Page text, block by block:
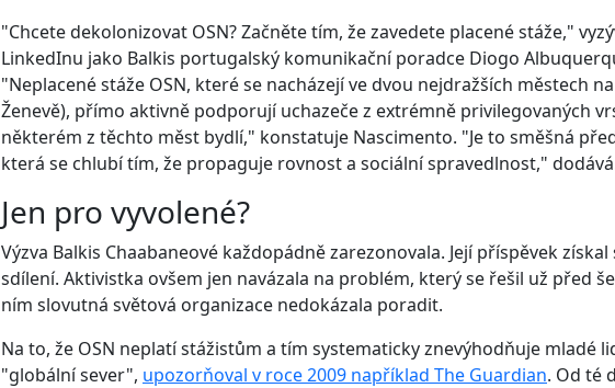
"Chcete dekolonizovat OSN? Začněte tím, že zavedete placené stáže,"
LinkedInu jako Balkis portugalský komunikační poradce Diogo
"Neplacené stáže OSN, které se nacházejí ve dvou nejdražších městech
Ženevě), přímo aktivně podporují uchazeče z extrémně privilegovaných
některém z těchto měst bydlí," konstatuje Nascimento. "Je to směšná
která se chlubí tím, že propaguje rovnost a sociální spravedlnost,"
Jen pro vyvolené?
Výzva Balkis Chaabaneové každopádně zarezonovala. Její příspěvek
sdílení. Aktivistka ovšem jen navázala na problém, který se řešil už před
ním slovutná světová organizace nedokázala poradit.
Na to, že OSN neplatí stážistům a tím systematicky znevýhodňuje mladé
"globální sever", upozorňoval v roce 2009 například The Guardian. Od té